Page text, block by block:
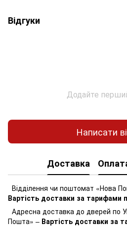
Відгуки
Додайте
Написати
Доставка
Відділення чи поштомат «Нова
Вартість доставки за тарифами
Адресна доставка до дверей по
Пошта» – Вартість доставки за